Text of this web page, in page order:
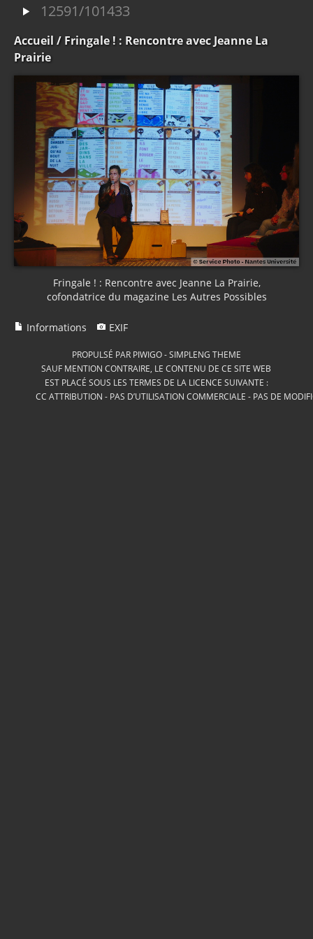
12591/101433
Accueil / Fringale ! : Rencontre avec Jeanne La
Prairie
Fringale ! : Rencontre avec Jeanne La Prairie,
cofondatrice du magazine Les Autres Possibles
Informations EXIF
PROPULSÉ PAR PIWIGO-SIMPLENG THEME
SAUF MENTION CONTRAIRE, LE CONTENU DE CE SITE WEB
EST PLACÉ SOUS LES TERMES DE LA LICENCE SUIVANTE :
CC ATTRIBUTION - PAS D’UTILISATION COMMERCIALE - PAS DE